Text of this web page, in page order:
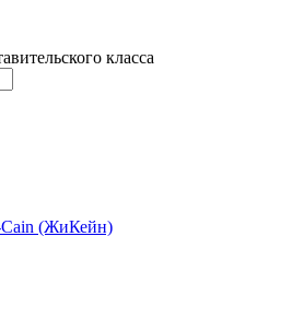
класса
(ЖиКейн)